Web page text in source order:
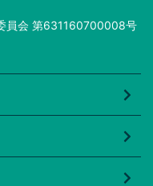
員会 第631160700008号